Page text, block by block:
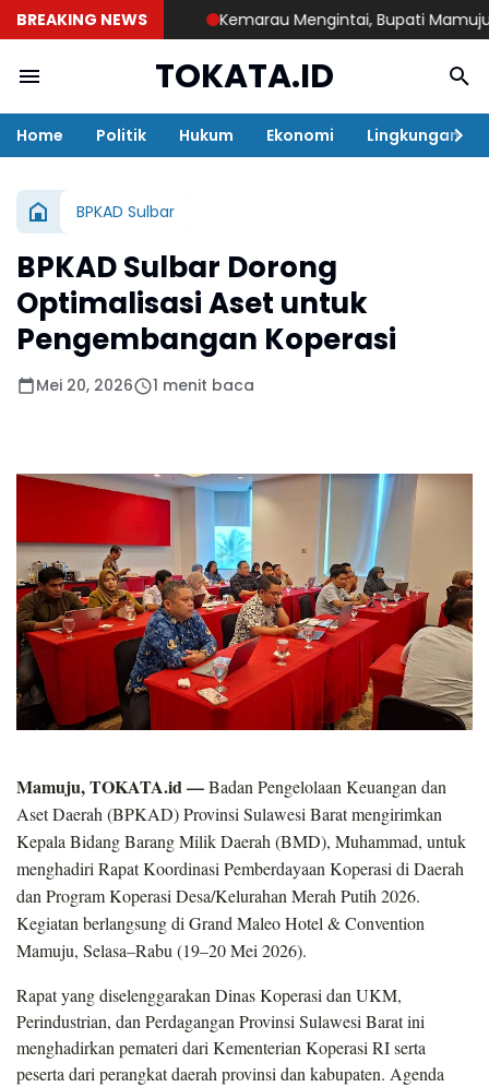
BREAKING NEWS Kemarau Mengintai, Bupati Mamuju
TOKATA.ID
Home Politik Hukum Ekonomi Lingkungan
BPKAD Sulbar
BPKAD Sulbar Dorong
Optimalisasi Aset untuk
Pengembangan Koperasi
Mei 20, 2026 1 menit baca
Mamuju, TOKATA.id —Badan Pengelolaan Keuangan dan
Aset Daerah (BPKAD) Provinsi Sulawesi Barat mengirimkan
Kepala Bidang Barang Milik Daerah (BMD), Muhammad, untuk
menghadiri Rapat Koordinasi Pemberdayaan Koperasi di Daerah
dan Program Koperasi Desa/Kelurahan Merah Putih 2026.
Kegiatan berlangsung di Grand Maleo Hotel & Convention
Mamuju, Selasa–Rabu (19–20 Mei 2026).
Rapat yang diselenggarakan Dinas Koperasi dan UKM,
Perindustrian, dan Perdagangan Provinsi Sulawesi Barat ini
menghadirkan pemateri dari Kementerian Koperasi RI serta
peserta dari perangkat daerah provinsi dan kabupaten. Agenda